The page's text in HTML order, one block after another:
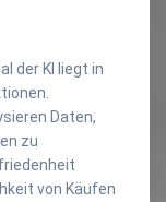
der KI liegt in
Daten,
zu
von Käufen